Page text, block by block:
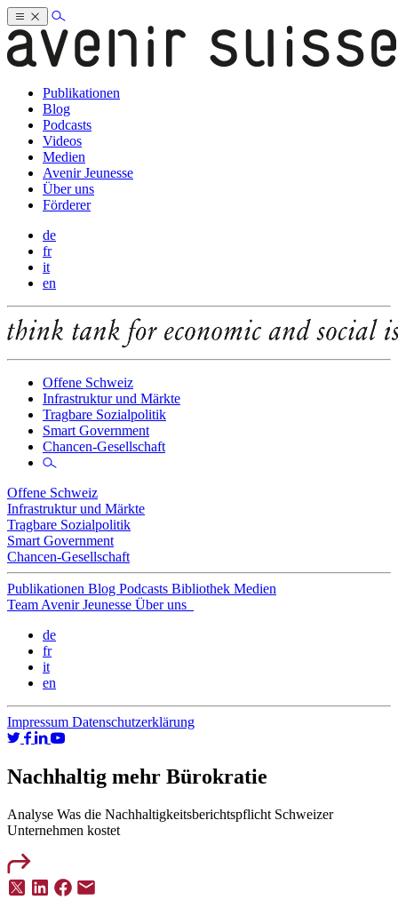
Publikationen
Blog
Podcasts
Videos
Medien
Avenir Jeunesse
Über uns
Förderer
de
fr
it
en
Offene Schweiz
Infrastruktur und Märkte
Tragbare Sozialpolitik
Smart Government
Chancen-Gesellschaft
Offene Schweiz
Infrastruktur und Märkte
Tragbare Sozialpolitik
Smart Government
Chancen-Gesellschaft
Publikationen Blog Podcasts Bibliothek Medien
Team Avenir Jeunesse Über uns
de
fr
it
en
Impressum Datenschutzerklärung
Nachhaltig mehr Bürokratie
Analyse Was die Nachhaltigkeitsberichtspflicht Schweizer
Unternehmen kostet